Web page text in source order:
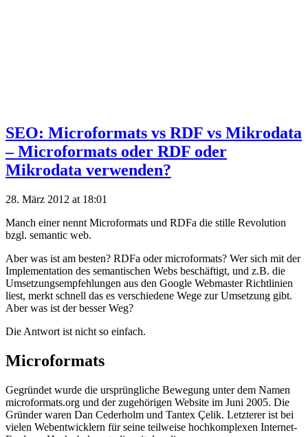
SEO: Microformats vs RDF vs Mikrodata
– Microformats oder RDF oder
Mikrodata verwenden?
28. März 2012 at 18:01
Manch einer nennt Microformats und RDFa die stille Revolution
bzgl. semantic web.
Aber was ist am besten? RDFa oder microformats? Wer sich mit der
Implementation des semantischen Webs beschäftigt, und z.B. die
Umsetzungsempfehlungen aus den Google Webmaster Richtlinien
liest, merkt schnell das es verschiedene Wege zur Umsetzung gibt.
Aber was ist der besser Weg?
Die Antwort ist nicht so einfach.
Microformats
Gegründet wurde die ursprüngliche Bewegung unter dem Namen
microformats.org und der zugehörigen Website im Juni 2005. Die
Gründer waren Dan Cederholm und Tantex Çelik. Letzterer ist bei
vielen Webentwicklern für seine teilweise hochkomplexen Internet-